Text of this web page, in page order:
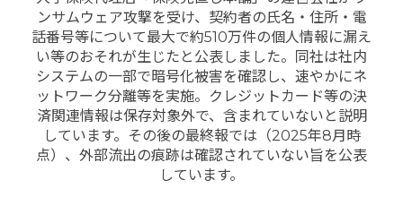
ンサムウェア攻撃を受け、契約者の氏名・住所・電
話番号等について最大で約510万件の個人情報に漏え
い等のおそれが生じたと公表しました。
同社は社内
システムの一部で暗号化被害を確認し、速やかにネ
ットワーク分離等を実施。クレジットカード等の決
済関連情報は保存対象外で、含まれていないと説明
しています。
その後の最終報では（2025年8月時
点）、外部流出の痕跡は確認されていない旨を公表
しています。